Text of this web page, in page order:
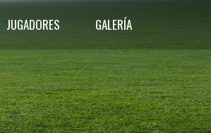
JUGADORES GALERÍA